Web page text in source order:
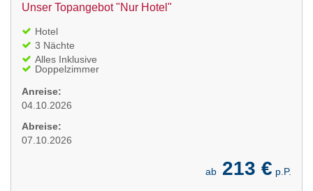
Unser Topangebot "Nur Hotel"
Hotel
3 Nächte
Alles Inklusive
Doppelzimmer
Anreise:
04.10.2026
Abreise:
07.10.2026
ab 213 € p.P.